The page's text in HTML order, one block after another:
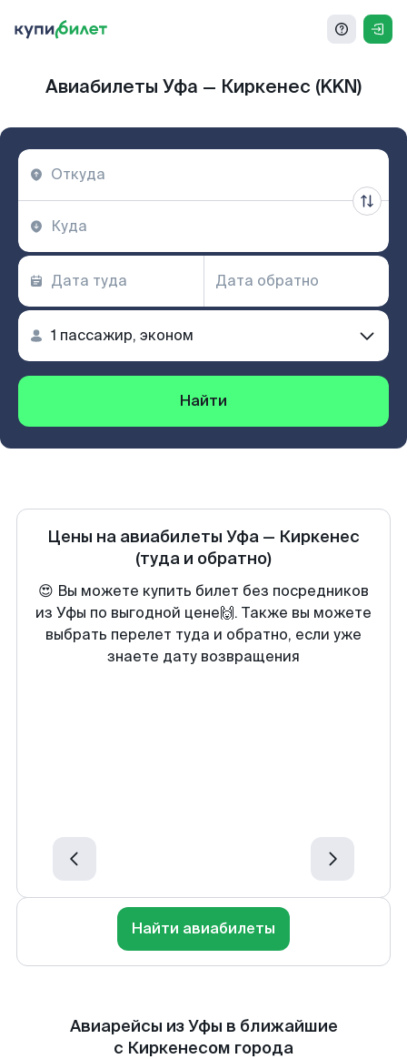
Авиабилеты Уфа — Киркенес (KKN)
Найти
Цены на авиабилеты Уфа — Киркенеc
(туда и обратно)
😍 Вы можете купить билет без посредников
из Уфы по выгодной цене🙌. Также вы можете
выбрать перелет туда и обратно, если уже
знаете дату возвращения
Найти авиабилеты
Авиарейсы из Уфы в ближайшие
с Киркенесом города